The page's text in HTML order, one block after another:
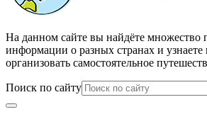
На данном сайте вы найдёте множество
информации о разных странах и узнаете
организовать самостоятельное
Поиск по сайту